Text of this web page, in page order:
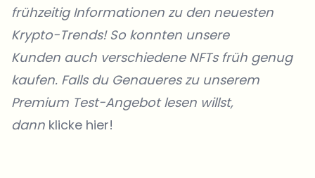
frühzeitig Informationen zu den neuesten
Krypto-Trends! So konnten unsere
Kunden auch verschiedene NFTs früh genug
kaufen. Falls du Genaueres zu unserem
Premium Test-Angebot lesen willst,
dann klicke hier!